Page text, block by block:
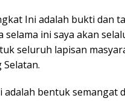
Ini adalah bukti dan
selama ini saya akan
seluruh lapisan
adalah bentuk semangat